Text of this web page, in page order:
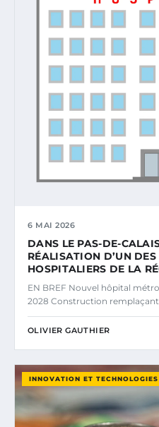
6 MAI 2026
DANS LE PAS-DE-
RÉALISATION D’UN
HOSPITALIERS DE LA
EN BREF Nouvel hôpital
2028 Construction
OLIVIER GAUTHIER
INNOVATION ET TECHNOLOGIES